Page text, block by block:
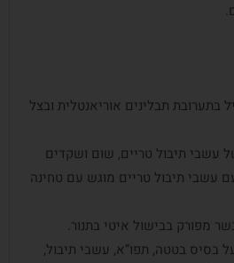
בתערובת תבלינים אוריאנטלית ובצל
עשבי תיבול טריים, שום ושקדים
עשבי תיבול טריים מוגש עם טחינה
מפורק בבישול איטי בתנור.
בסיס בטטה, תפו”א, עשבי תיבול,